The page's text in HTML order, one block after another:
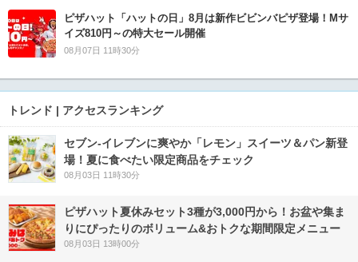
ピザハット「ハットの日」8月は新作ビビンバピザ登場！Mサ
イズ810円～の特大セール開催
08月07日 11時30分
トレンド | アクセスランキング
セブン‐イレブンに爽やか「レモン」スイーツ＆パン新登
場！夏に食べたい限定商品をチェック
08月03日 11時30分
ピザハット夏休みセット3種が3,000円から！お盆や集ま
りにぴったりのボリューム&おトクな期間限定メニュー
08月03日 13時00分